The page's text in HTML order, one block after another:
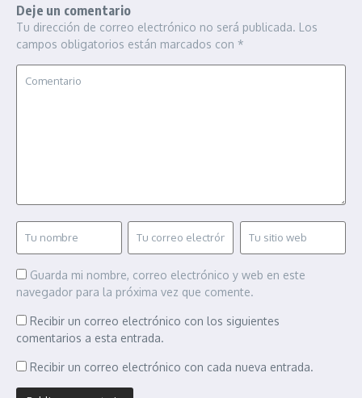
Deje un comentario
Tu dirección de correo electrónico no será publicada. Los
campos obligatorios están marcados con *
Guarda mi nombre, correo electrónico y web en este
navegador para la próxima vez que comente.
Recibir un correo electrónico con los siguientes
comentarios a esta entrada.
Recibir un correo electrónico con cada nueva entrada.